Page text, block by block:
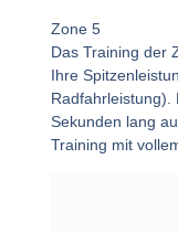
Zone 5
Das Training der
Ihre
Radfahrleistung).
Sekunden lang
Training mit